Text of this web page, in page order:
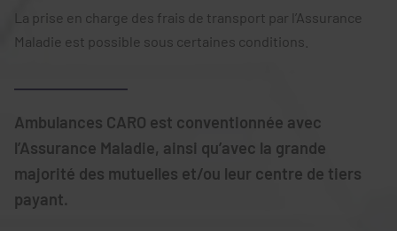
La prise en charge des frais de transport par l’Assurance
Maladie est possible sous certaines conditions.
Ambulances CARO est conventionnée avec
l’Assurance Maladie, ainsi qu’avec la grande
majorité des mutuelles et/ou leur centre de tiers
payant.